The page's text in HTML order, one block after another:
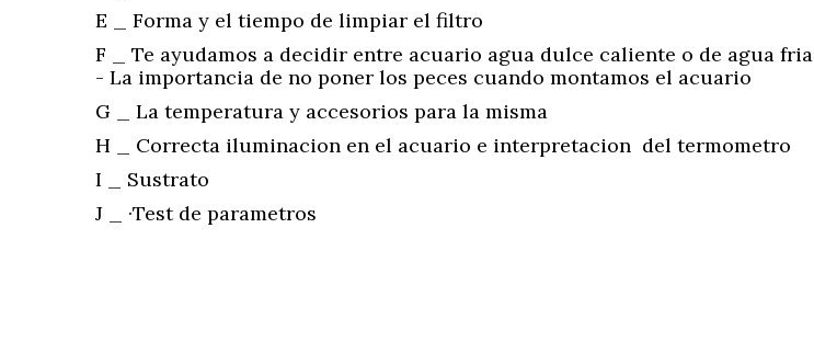
E _ Forma y el tiempo de limpiar el filtro
F _ Te ayudamos a decidir entre acuario agua dulce caliente o de agua fria
- La importancia de no poner los peces cuando montamos el acuario
G _ La temperatura y accesorios para la misma
H _ Correcta iluminacion en el acuario e interpretacion del termometro
I _ Sustrato
J _ ·Test de parametros